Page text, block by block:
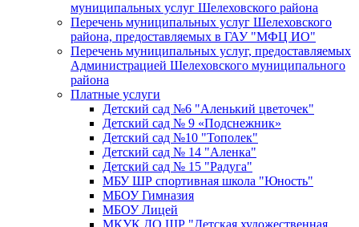
муниципальных услуг Шелеховского района
Перечень муниципальных услуг Шелеховского
района, предоставляемых в ГАУ "МФЦ ИО"
Перечень муниципальных услуг, предоставляемых
Администрацией Шелеховского муниципального
района
Платные услуги
Детский сад №6 "Аленький цветочек"
Детский сад № 9 «Подснежник»
Детский сад №10 "Тополек"
Детский сад № 14 "Аленка"
Детский сад № 15 "Радуга"
МБУ ШР спортивная школа "Юность"
МБОУ Гимназия
МБОУ Лицей
МКУК ДО ШР "Детская художественная